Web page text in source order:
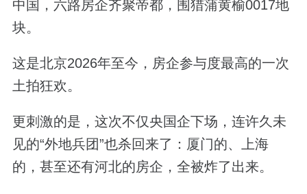
中国，六路房企齐聚帝都，围猎蒲黄榆0017地
块。
这是北京2026年至今，房企参与度最高的一次
土拍狂欢。
更刺激的是，这次不仅央国企下场，连许久未
见的“外地兵团”也杀回来了：厦门的、上海
的，甚至还有河北的房企，全被炸了出来。